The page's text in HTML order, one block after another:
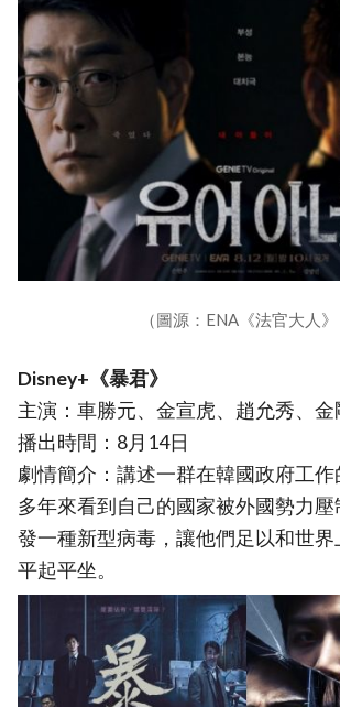
（圖源：ENA《法官大人》
Disney+《暴君》
主演：車勝元、金宣虎、趙允秀、金
播出時間：8月14日
劇情簡介：講述一群在韓國政府工作
多年來看到自己的國家被外國勢力
發一種新型病毒，讓他們足以和世
平起平坐。